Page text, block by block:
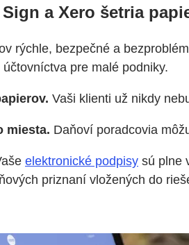
a Xero šetria
rýchle, bezpečné a
pre malé podniky.
Vaši klienti už nikdy
miesta. Daňoví poradcovia
elektronické podpisy sú plne
priznaní vložených do